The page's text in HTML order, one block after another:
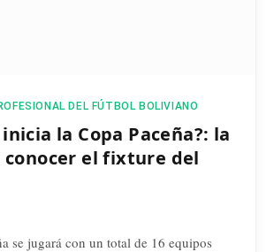
DEL FÚTBOL BOLIVIANO
la Copa Paceña?: la
conocer el fixture del
se jugará con un total de 16 equipos